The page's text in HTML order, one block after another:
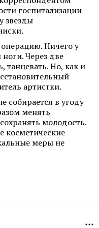
госпитализации
звезды
Ничего у
Через две
танцевать. Но, как и
артистки.
собирается в угоду
менять
молодость.
косметические
меры не